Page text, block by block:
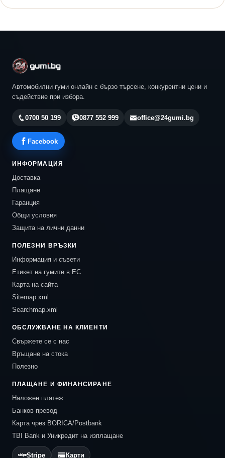
Автомобилни гуми онлайн с бързо търсене, конкурентни цени и
съдействие при избора.
0700 50 199 0877 552 999 office@24gumi.bg
Facebook
ИНФОРМАЦИЯ
Доставка
Плащане
Гаранция
Общи условия
Защита на лични данни
ПОЛЕЗНИ ВРЪЗКИ
Информация и съвети
Етикет на гумите в ЕС
Карта на сайта
Sitemap.xml
Searchmap.xml
ОБСЛУЖВАНЕ НА КЛИЕНТИ
Свържете се с нас
Връщане на стока
Полезно
ПЛАЩАНЕ И ФИНАНСИРАНЕ
Наложен платеж
Банков превод
Карта чрез BORICA/Postbank
TBI Bank и Уникредит на изплащане
Stripe Карти